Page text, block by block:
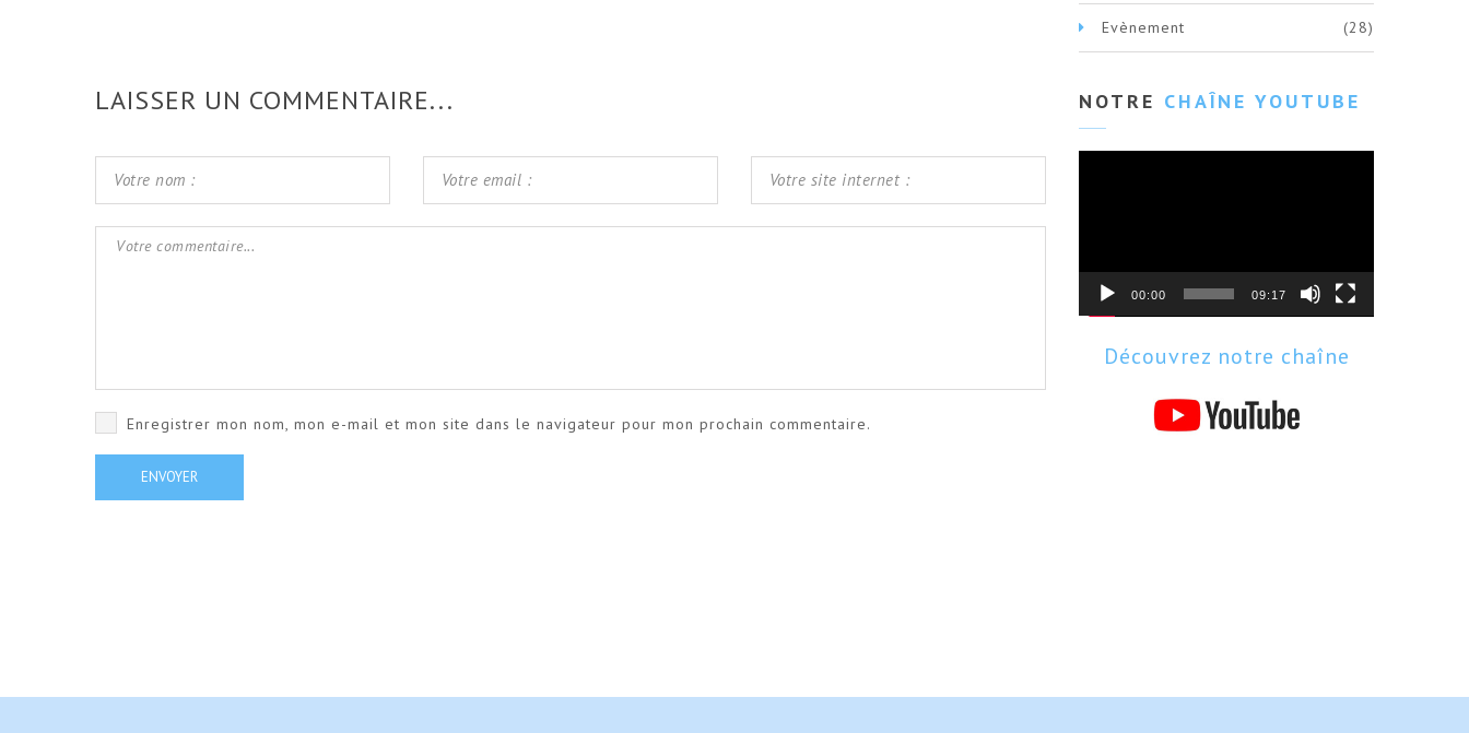
LAISSER UN COMMENTAIRE...
Enregistrer mon nom, mon e-mail et mon site dans le navigateur pour mon prochain commentaire.
Evènement (28)
NOTRE CHAÎNE YOUTUBE
00:00 09:17
Découvrez notre chaîne